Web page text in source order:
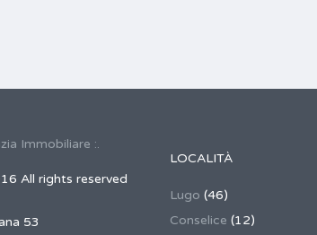
All rights reserved
53
LOCALITÀ
Lugo (46)
Conselice (12)